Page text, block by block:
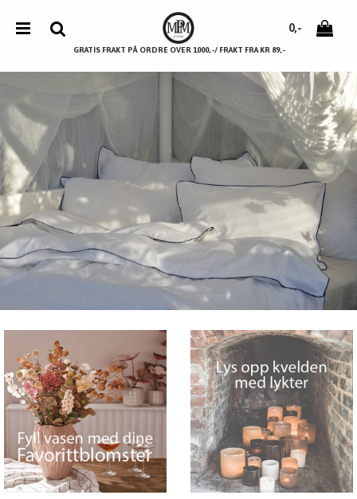
0,-
GRATIS FRAKT PÅ ORDRE OVER 1000,-/ FRAKT FRA KR 89,-
Nullstill
Trykk ENTER for å søke